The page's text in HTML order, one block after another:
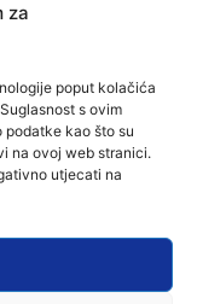
za
poput kolačića
s ovim
podatke kao što su
na ovoj web stranici.
utjecati na
otežana
priče i
su
vinkovačkoj